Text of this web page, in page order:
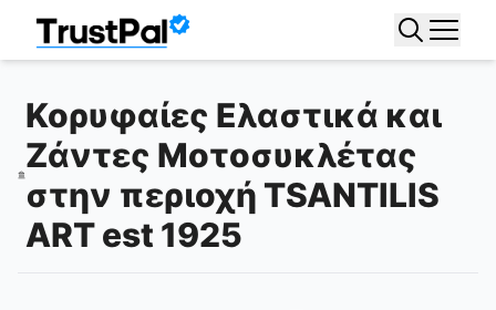
Κορυφαίες Ελαστικά και
Ζάντες Μοτοσυκλέτας
στην περιοχή TSANTILIS
ART est 1925